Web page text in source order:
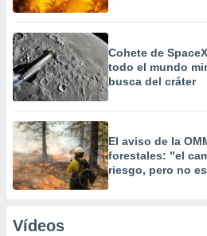
Cohete de
todo el mundo
busca del cráter
El aviso de la
forestales: "el
riesgo, pero no
Vídeos